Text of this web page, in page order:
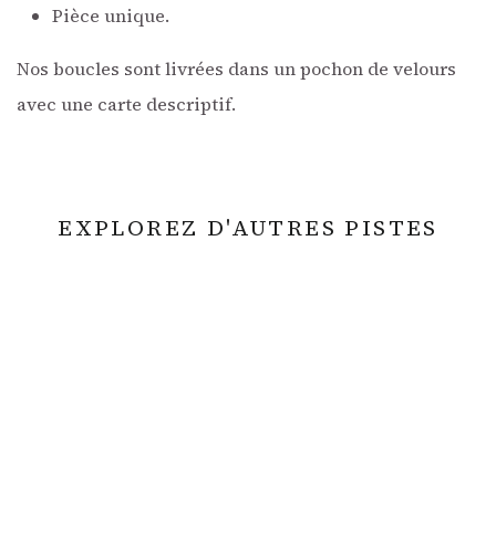
Pièce unique.
Nos boucles sont livrées dans un pochon de velours
avec une carte descriptif.
EXPLOREZ D'AUTRES PISTES